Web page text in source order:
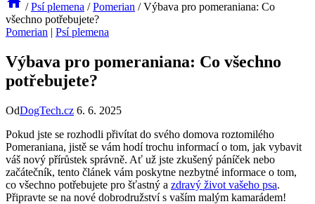
/ Psí plemena / Pomerian / Výbava pro pomeraniana: Co
všechno potřebujete?
Pomerian | Psí plemena
Výbava pro pomeraniana: Co všechno
potřebujete?
OdDogTech.cz 6. 6. 2025
Pokud jste se rozhodli přivítat⁣ do svého ⁤domova roztomilého
Pomeraniana, jistě se vám hodí trochu informací o tom, jak vybavit
váš⁢ nový přírůstek správně. Ať už jste ⁢zkušený⁣ páníček‍ nebo
⁣začátečník, ⁤tento článek ‌vám‍ poskytne nezbytné informace o tom,
‌co⁣ všechno potřebujete pro šťastný a zdravý život vašeho psa.
Připravte ‌se na nové dobrodružství s vaším malým kamarádem!